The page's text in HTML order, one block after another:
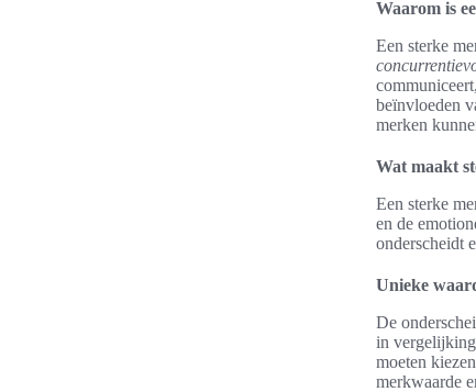
Waarom is
Een sterke
beïnvloeden
merken
Wat maakt
Een sterke
en de
onderscheidt
Unieke
De
in
moeten
merkwaarde